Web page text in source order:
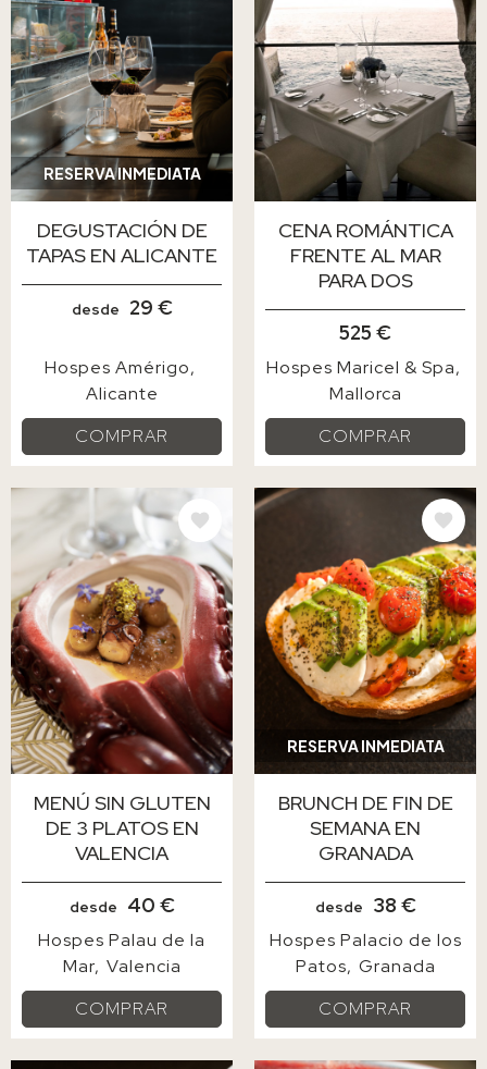
RESERVA INMEDIATA
DEGUSTACIÓN DE
TAPAS EN ALICANTE
desde 29 €
Hospes Amérigo
Alicante
COMPRAR
CENA ROMÁNTICA
FRENTE AL MAR
PARA DOS
525 €
Hospes Maricel & Spa
Mallorca
COMPRAR
IMAGE
MENÚ SIN GLUTEN
DE 3 PLATOS EN
VALENCIA
desde 40 €
Hospes Palau de la
Mar Valencia
COMPRAR
RESERVA INMEDIATA
IMAGE
BRUNCH DE FIN DE
SEMANA EN
GRANADA
desde 38 €
Hospes Palacio de los
Patos Granada
COMPRAR